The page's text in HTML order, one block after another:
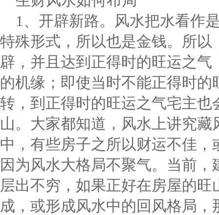
1、开辟新路。风水把水看作
特殊形式，所以也是金钱。所以
辟，并且达到正得时的旺运之
的机缘；即使当时不能正得时
转，到正得时的旺运之气宅主也
山。大家都知道，风水上讲究
中，有些房子之所以财运不佳，
因为风水大格局不聚气。当前
层出不穷，如果正好在房屋的旺
成，或形成风水中的回风格局